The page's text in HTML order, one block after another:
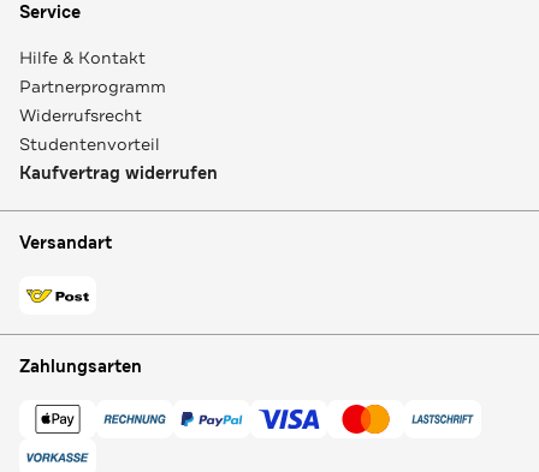
Service
Hilfe & Kontakt
Partnerprogramm
Widerrufsrecht
Studentenvorteil
Kaufvertrag widerrufen
Versandart
Zahlungsarten